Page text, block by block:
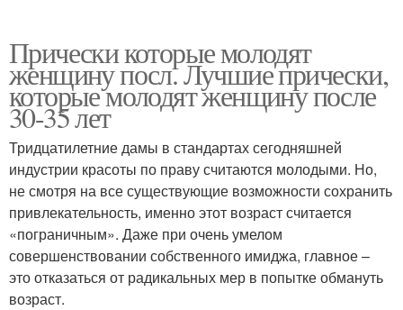
Прически которые молодят
женщину посл. Лучшие прически,
которые молодят женщину после
30-35 лет
Тридцатилетние дамы в стандартах сегодняшней
индустрии красоты по праву считаются молодыми. Но,
не смотря на все существующие возможности сохранить
привлекательность, именно этот возраст считается
«пограничным». Даже при очень умелом
совершенствовании собственного имиджа, главное –
это отказаться от радикальных мер в попытке обмануть
возраст.